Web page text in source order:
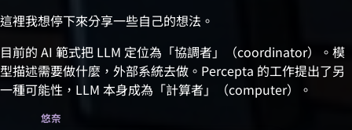
這裡我想停下來分享一些自己的想法。
目前的 AI 範式把 LLM 定位為「協調者」（coordinator）。模
型描述需要做什麼，外部系統去做。Percepta 的工作提出了另
一種可能性，LLM 本身成為「計算者」（computer）。
悠奈